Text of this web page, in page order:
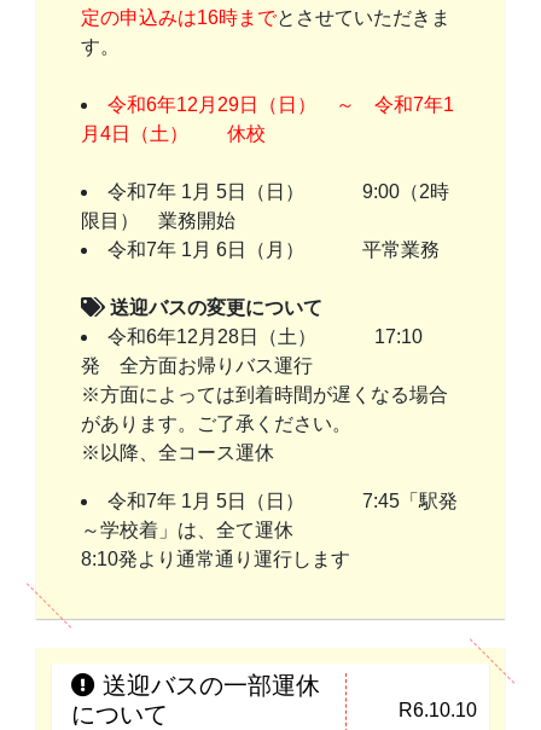
定の申込みは16時までとさせていただきま
す。
令和6年12月29日（日） ～ 令和7年1
月4日（土） 休校
令和7年 1月 5日（日） 9:00（2時
限目） 業務開始
令和7年 1月 6日（月） 平常業務
送迎バスの変更について
令和6年12月28日（土） 17:10
発 全方面お帰りバス運行
※方面によっては到着時間が遅くなる場合
があります。ご了承ください。
※以降、全コース運休
令和7年 1月 5日（日） 7:45「駅発
～学校着」は、全て運休
8:10発より通常通り運行します
送迎バスの一部運休
について
R6.10.10